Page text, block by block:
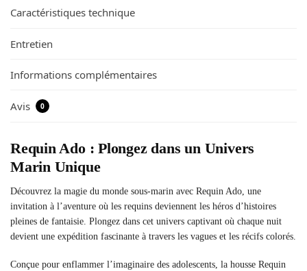
Caractéristiques technique
Entretien
Informations complémentaires
Avis 0
Requin Ado : Plongez dans un Univers
Marin Unique
Découvrez la magie du monde sous-marin avec Requin Ado, une
invitation à l’aventure où les requins deviennent les héros d’histoires
pleines de fantaisie. Plongez dans cet univers captivant où chaque nuit
devient une expédition fascinante à travers les vagues et les récifs colorés.
Conçue pour enflammer l’imaginaire des adolescents, la housse Requin